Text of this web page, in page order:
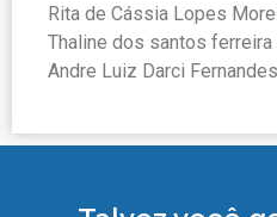
Rita de Cássia Lopes
Thaline dos santos ferreira
Andre Luiz Darci Fernandes